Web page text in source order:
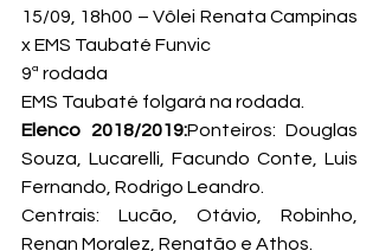
15/09, 18h00 – Vôlei Renata Campinas
x EMS Taubaté Funvic
9ª rodada
EMS Taubaté folgará na rodada.
Elenco 2018/2019:Ponteiros: Douglas
Souza, Lucarelli, Facundo Conte, Luis
Fernando, Rodrigo Leandro.
Centrais: Lucão, Otávio, Robinho,
Renan Moralez, Renatão e Athos.